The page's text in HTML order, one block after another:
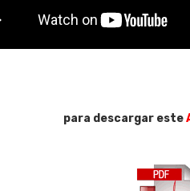
para descargar este